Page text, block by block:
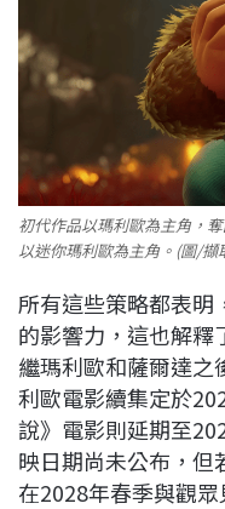
初代作品以瑪利歐為主角，
以迷你瑪利歐為主角。(圖/擷
所有這些策略都表明
的影響力，這也解釋
繼瑪利歐和薩爾達之
利歐電影續集定於
說》電影則延期至
映日期尚未公布，但
在2028年春季與觀眾